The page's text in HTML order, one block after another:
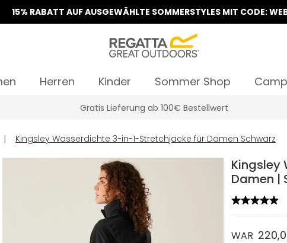
15% RABATT AUF AUSGEWÄHLTE SOMMERSTYLES MIT CODE:
Herren Kinder Sommer Shop
Klarna Sofortüberweisung & Rechnung verfügbar
| Kingsley Wasserdichte 3-in-1-Stretchjacke für Damen Schwarz
Kingsley
Damen |
WAR